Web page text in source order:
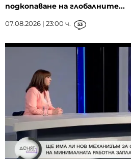
подкопаване на глобалните...
07.08.2026 | 23:00 ч. 53